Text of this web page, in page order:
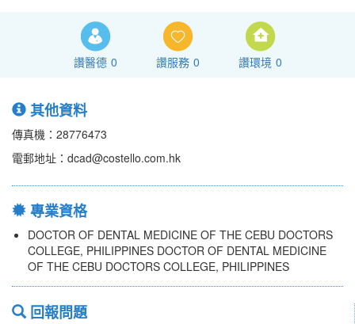
讚醫德 0 讚服務 0 讚環境 0
其他資料
傳真機：28776473
電郵地址：dcad@costello.com.hk
專業資格
DOCTOR OF DENTAL MEDICINE OF THE CEBU DOCTORS
COLLEGE, PHILIPPINES DOCTOR OF DENTAL MEDICINE
OF THE CEBU DOCTORS COLLEGE, PHILIPPINES
回報問題